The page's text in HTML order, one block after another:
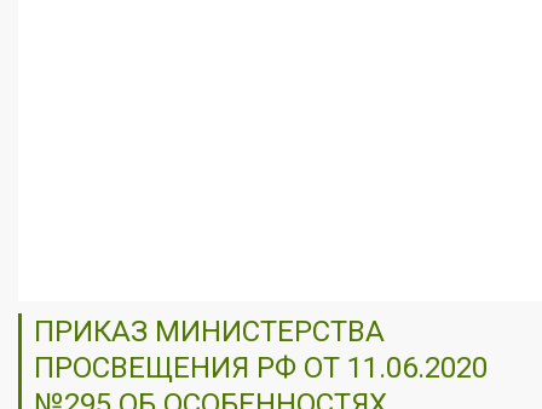
ПРИКАЗ МИНИСТЕРСТВА
ПРОСВЕЩЕНИЯ РФ ОТ 11.06.2020